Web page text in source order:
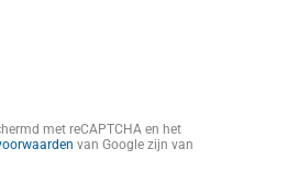
met reCAPTCHA en het
van Google zijn van